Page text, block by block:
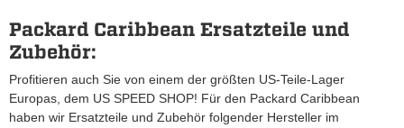
Packard Caribbean Ersatzteile und
Zubehör:
Profitieren auch Sie von einem der größten US-Teile-Lager
Europas, dem US SPEED SHOP! Für den Packard Caribbean
haben wir Ersatzteile und Zubehör folgender Hersteller im